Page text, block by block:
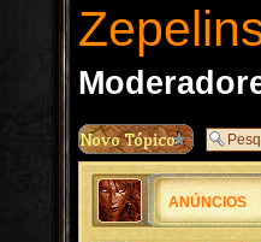
ANÚNCIOS